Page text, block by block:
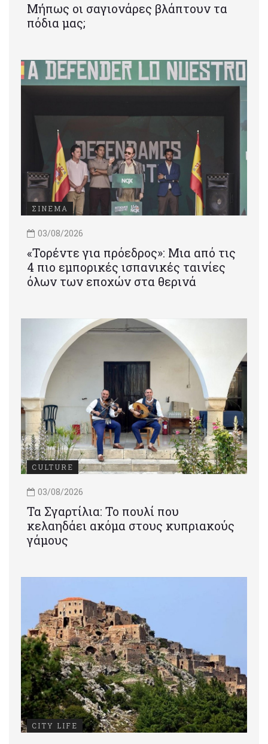
Μήπως οι σαγιονάρες βλάπτουν τα
πόδια μας;
ΣΙΝΕΜΑ
03/08/2026
«Τορέντε για πρόεδρος»: Mια από τις
4 πιο εμπορικές ισπανικές ταινίες
όλων των εποχών στα θερινά
CULTURE
03/08/2026
Τα Σγαρτίλια: Το πουλί που
κελαηδάει ακόμα στους κυπριακούς
γάμους
CITY LIFE